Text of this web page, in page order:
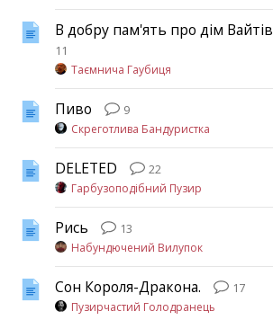
В добру пам'ять про дім Вайтів
11
Таємнича Гаубиця
Пиво
9
Скреготлива Бандуристка
DELETED
22
Гарбузоподібний Пузир
Рись
13
Набундючений Вилупок
Сон Короля-Дракона.
17
Пузирчастий Голодранець